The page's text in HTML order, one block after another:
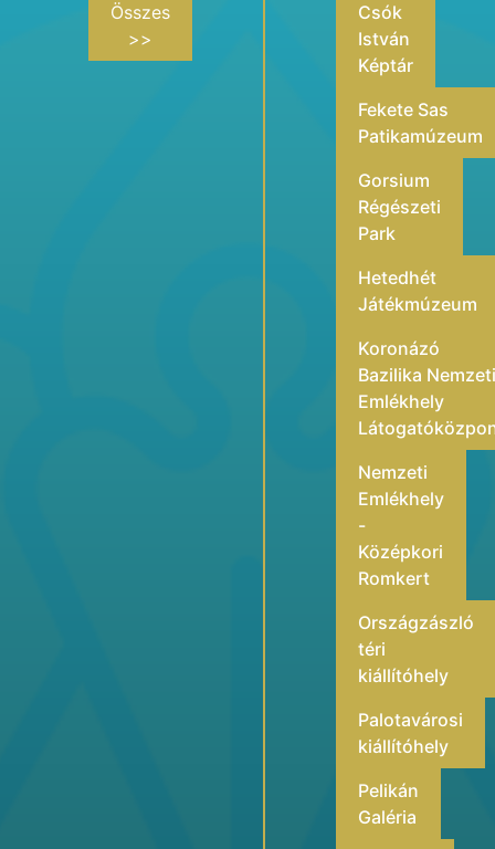
Összes
>>
Csók
István
Képtár
Fekete Sas
Patikamúzeum
Gorsium
Régészeti
Park
Hetedhét
Játékmúzeum
Koronázó
Bazilika Nemzeti
Emlékhely
Nemzeti
Emlékhely
-
Középkori
Romkert
Országzászló
téri
kiállítóhely
Palotavárosi
kiállítóhely
Pelikán
Galéria